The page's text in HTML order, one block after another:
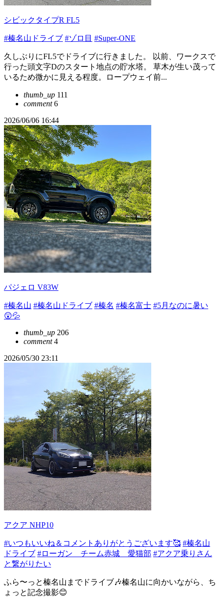
シビックタイプR FL5
#榛名山ドライブ #ゾロ目 #Super-ONE
久しぶりにFL5でドライブに行きました。 以前、ワークスで
行った頭文字Dのスタート地点の貯水塔。 草木が生い茂って
いるため微かに見える程度。ロープウェイ前...
thumb_up 111
comment6
2026/06/06 16:44
パジェロ V83W
#榛名山 #榛名山ドライブ #榛名 #榛名富士 #5月なのに暑い
😲💦
thumb_up 206
comment4
2026/05/30 23:11
アクア NHP10
#いつもいいね＆コメントありがとうございます🥰 #榛名山
ドライブ #ローガン チーム赤城 愛猫部 #アクア乗りさん
と繋がりたい
ふら〜っと榛名山までドライブ🎶榛名山に向かいながら、ち
ょっと記念撮影😊